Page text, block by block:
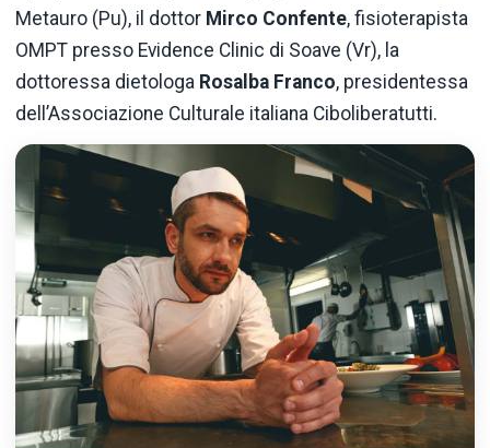
Metauro (Pu), il dottor Mirco Confente, fisioterapista
OMPT presso Evidence Clinic di Soave (Vr), la
dottoressa dietologa Rosalba Franco, presidentessa
dell’Associazione Culturale italiana Ciboliberatutti.